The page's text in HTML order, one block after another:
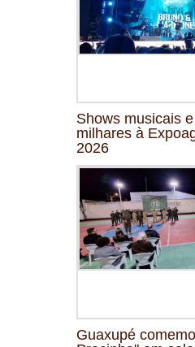
Shows musicais
milhares à
2026
Guaxupé